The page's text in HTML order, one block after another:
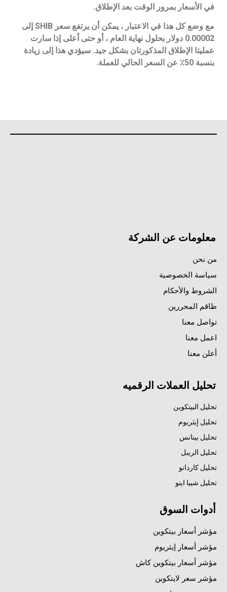
في الأسعار بمرور الوقت بعد الإطلاق.
مع وضع كل هذا في الاعتبار ، يمكن أن يرتفع سعر SHIB إلى
0.00002 دولار بحلول نهاية العام ، أو حتى أعلى إذا سارت
عمليتا الإطلاق المذكورتان بشكل جيد. سيؤدي هذا إلى زيادة
بنسبة 50٪ عن السعر الحالي للعملة.
معلومات عن الشركة
من نحن
سياسة الخصوصية
الشروط والأحكام
طاقم المحررين
تواصل معنا
اعمل معنا
أعلن معنا
تحليل العملات الرقميه
تحليل البيتكوين
تحليل إيثريوم
تحليل بينانس
تحليل الريبل
تحليل كاردانو
تحليل شيبا اينو
أدوات السوق
مؤشر أسعار بيتكوين
مؤشر أسعار إيثريوم
مؤشر أسعار بيتكوين كاش
مؤشر سعر لايتكوين